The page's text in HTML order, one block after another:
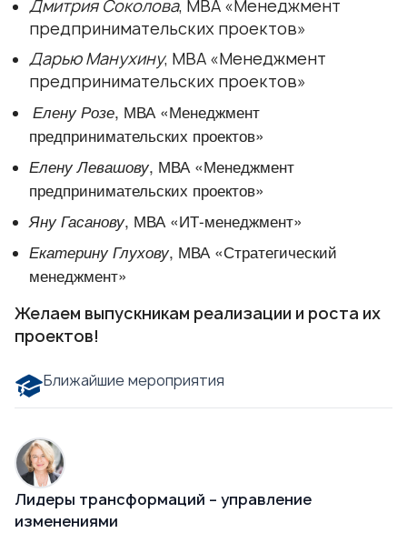
Дмитрия Соколова, МВА «Менеджмент
предпринимательских проектов»
Дарью Манухину, МВА «Менеджмент
предпринимательских проектов»
Елену Розе, МВА «Менеджмент
предпринимательских проектов»
Елену Левашову, МВА «Менеджмент
предпринимательских проектов»
Яну Гасанову, МВА «ИТ-менеджмент»
Екатерину Глухову, МВА «Стратегический
менеджмент»
Желаем выпускникам реализации и роста их
проектов!
Ближайшие мероприятия
Лидеры трансформаций – управление
изменениями